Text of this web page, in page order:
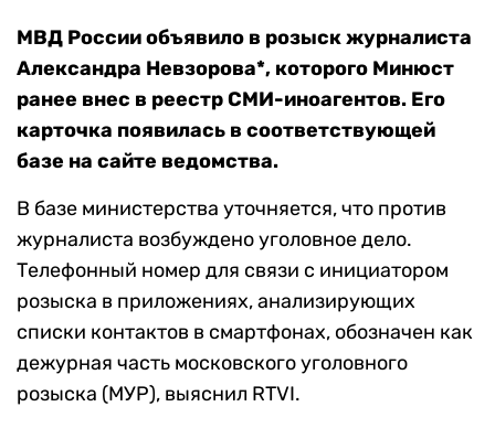
МВД России объявило в розыск журналиста
Александра Невзорова*, которого Минюст
ранее внес в реестр СМИ-иноагентов. Его
карточка появилась в соответствующей
базе на сайте ведомства.
В базе министерства уточняется, что против
журналиста возбуждено уголовное дело.
Телефонный номер для связи с инициатором
розыска в приложениях, анализирующих
списки контактов в смартфонах, обозначен как
дежурная часть московского уголовного
розыска (МУР), выяснил RTVI.